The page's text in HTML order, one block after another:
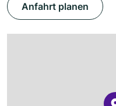
Anfahrt planen